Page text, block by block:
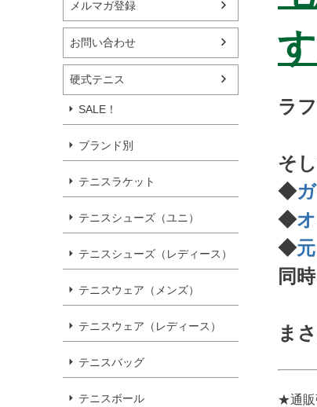
メルマガ登録
お問い合わせ
硬式テニス
SALE！
ブランド別
テニスラケット
テニスシューズ（ユニ）
テニスシューズ（レディース）
テニスウェア（メンズ）
テニスウェア（レディース）
テニスバッグ
テニスボール
ラ
そし
◆
◆
◆
同
ま
★通販